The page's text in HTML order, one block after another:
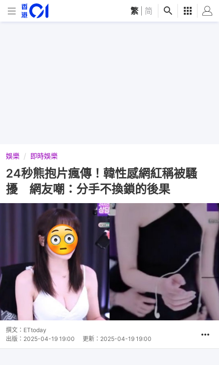
繁 简
娛樂 即時娛樂
24秒熊抱片瘋傳！韓性感網紅稱被騷
擾 網友嘲：分手不換鎖的後果
撰文： ETtoday
出版： 2025-04-19 19:00 更新： 2025-04-19 19:00